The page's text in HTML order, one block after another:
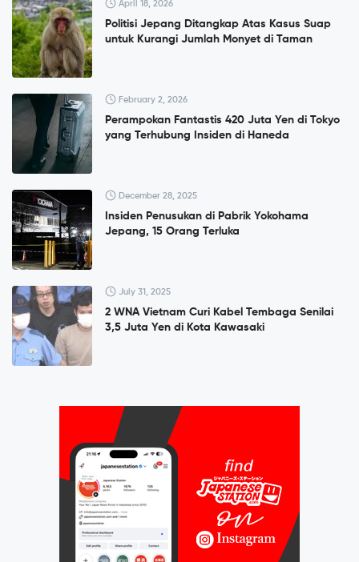
April 18, 2026
Politisi Jepang Ditangkap Atas Kasus Suap
untuk Kurangi Jumlah Monyet di Taman
February 2, 2026
Perampokan Fantastis 420 Juta Yen di Tokyo
yang Terhubung Insiden di Haneda
December 28, 2025
Insiden Penusukan di Pabrik Yokohama
Jepang, 15 Orang Terluka
July 31, 2025
2 WNA Vietnam Curi Kabel Tembaga Senilai
3,5 Juta Yen di Kota Kawasaki